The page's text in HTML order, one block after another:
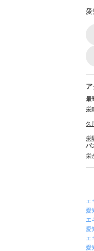
愛
最
栄
久
栄
バ
栄
エ
愛
エ
愛
エ
愛